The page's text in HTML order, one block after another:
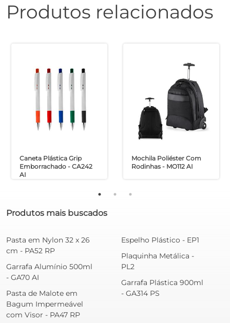
Produtos relacionados
Caneta Plástica Grip
Emborrachado - CA242
AI
Mochila Poliéster Com
Rodinhas - MO112 AI
Produtos mais buscados
Pasta em Nylon 32 x 26
cm - PA52 RP
Garrafa Alumínio 500ml
- GA70 AI
Pasta de Malote em
Bagum Impermeável
com Visor - PA47 RP
Espelho Plástico - EP1
Plaquinha Metálica -
PL2
Garrafa Plástica 900ml
- GA314 PS